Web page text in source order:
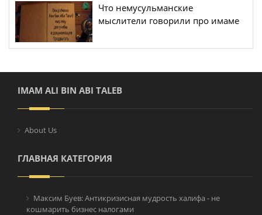
Что немусульманские
мыслители говорили про имаме
IMAM ALI BIN ABI TALEB
About Us
ГЛАВНАЯ КАТЕГОРИЯ
Максим Буев: Антикризисная мудрость халифа - не
кошмарить бизнес налогами